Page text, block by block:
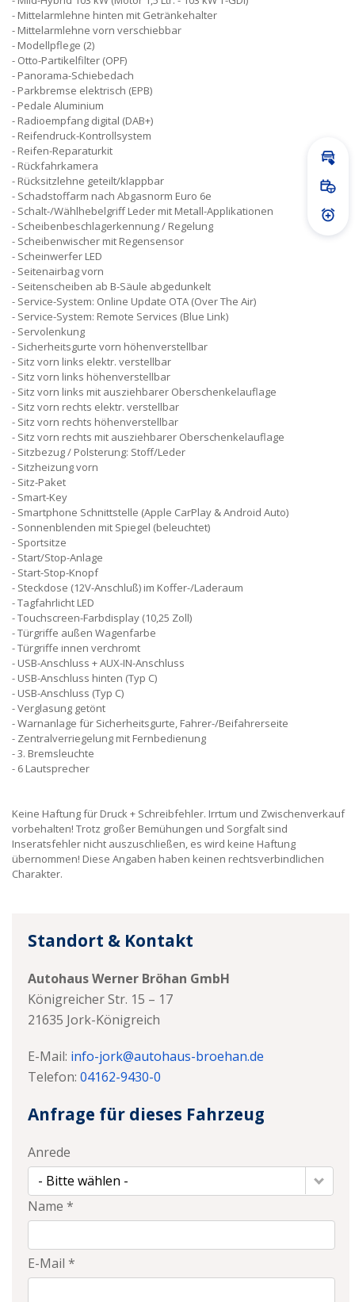
Mittelarmlehne hinten mit Getränkehalter
Mittelarmlehne vorn verschiebbar
Modellpflege (2)
Otto-Partikelfilter (OPF)
Panorama-Schiebedach
Parkbremse elektrisch (EPB)
Pedale Aluminium
Radioempfang digital (DAB+)
Reifendruck-Kontrollsystem
Reifen-Reparaturkit
Rückfahrkamera
Rücksitzlehne geteilt/klappbar
Schadstoffarm nach Abgasnorm Euro 6e
Schalt-/Wählhebelgriff Leder mit Metall-Applikationen
Scheibenbeschlagerkennung / Regelung
Scheibenwischer mit Regensensor
Scheinwerfer LED
Seitenairbag vorn
Seitenscheiben ab B-Säule abgedunkelt
Service-System: Online Update OTA (Over The Air)
Service-System: Remote Services (Blue Link)
Servolenkung
Sicherheitsgurte vorn höhenverstellbar
Sitz vorn links elektr. verstellbar
Sitz vorn links höhenverstellbar
Sitz vorn links mit ausziehbarer Oberschenkelauflage
Sitz vorn rechts elektr. verstellbar
Sitz vorn rechts höhenverstellbar
Sitz vorn rechts mit ausziehbarer Oberschenkelauflage
Sitzbezug / Polsterung: Stoff/Leder
Sitzheizung vorn
Sitz-Paket
Smart-Key
Smartphone Schnittstelle (Apple CarPlay & Android Auto)
Sonnenblenden mit Spiegel (beleuchtet)
Sportsitze
Start/Stop-Anlage
Start-Stop-Knopf
Steckdose (12V-Anschluß) im Koffer-/Laderaum
Tagfahrlicht LED
Touchscreen-Farbdisplay (10,25 Zoll)
Türgriffe außen Wagenfarbe
Türgriffe innen verchromt
USB-Anschluss + AUX-IN-Anschluss
USB-Anschluss hinten (Typ C)
USB-Anschluss (Typ C)
Verglasung getönt
Warnanlage für Sicherheitsgurte, Fahrer-/Beifahrerseite
Zentralverriegelung mit Fernbedienung
3. Bremsleuchte
6 Lautsprecher
Keine Haftung für Druck + Schreibfehler. Irrtum und Zwischenverkauf
vorbehalten! Trotz großer Bemühungen und Sorgfalt sind
Inseratsfehler nicht auszuschließen, es wird keine Haftung
übernommen! Diese Angaben haben keinen rechtsverbindlichen
Charakter.
Standort & Kontakt
Autohaus Werner Bröhan GmbH
Königreicher Str. 15 – 17
21635 Jork-Königreich
E-Mail: info-jork@autohaus-broehan.de
Telefon: 04162-9430-0
Anfrage für dieses Fahrzeug
Anrede
- Bitte wählen -
Name *
E-Mail *